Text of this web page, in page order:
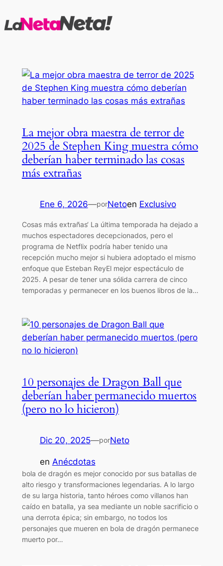
al
La mejor obra maestra de terror de
2025 de Stephen King muestra cómo
deberían haber terminado las cosas
más extrañas
Ene 6, 2026—porNetoen Exclusivo
Cosas más extrañas‘ La última temporada ha dejado a
muchos espectadores decepcionados, pero el
programa de Netflix podría haber tenido una
recepción mucho mejor si hubiera adoptado el mismo
enfoque que Esteban ReyEl mejor espectáculo de
2025. A pesar de tener una sólida carrera de cinco
temporadas y permanecer en los buenos libros de la…
10 personajes de Dragon Ball que
deberían haber permanecido muertos
(pero no lo hicieron)
Dic 20, 2025—porNeto
en Anécdotas
bola de dragón es mejor conocido por sus batallas de
alto riesgo y transformaciones legendarias. A lo largo
de su larga historia, tanto héroes como villanos han
caído en batalla, ya sea mediante un noble sacrificio o
una derrota épica; sin embargo, no todos los
personajes que mueren en bola de dragón permanece
muerto por…